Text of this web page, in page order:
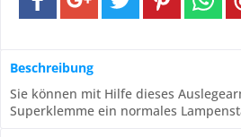
Beschreibung
Sie können mit Hilfe dieses
Superklemme ein normales